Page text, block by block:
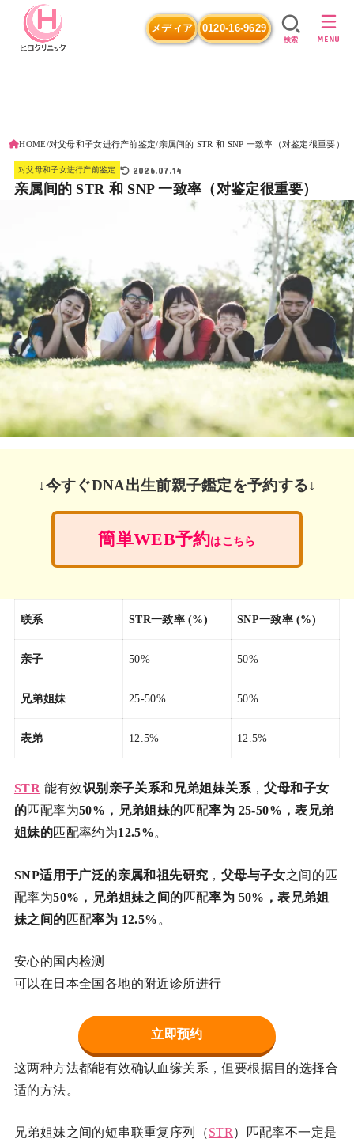
メディア 0120-16-9629
検索 MENU
HOME 对父母和子女进行产前鉴定 亲属间的 STR 和 SNP 一致率（对鉴定很重要）
对父母和子女进行产前鉴定 2026.07.14
亲属间的 STR 和 SNP 一致率（对鉴定很重要）
↓今すぐDNA出生前親子鑑定を予約する↓
簡単WEB予約はこちら
联系 STR一致率 (%) SNP一致率 (%)
亲子 50% 50%
兄弟姐妹 25-50% 50%
表弟 12.5% 12.5%
STR 能有效识别亲子关系和兄弟姐妹关系，父母和子女
的匹配率为50%，兄弟姐妹的匹配率为 25-50%，表兄弟
姐妹的匹配率约为12.5%。
SNP适用于广泛的亲属和祖先研究 ， 父母与子女之间的匹
配率为50%，兄弟姐妹之间的匹配率为 50%，表兄弟姐
妹之间的匹配率为 12.5% 。
安心的国内检测
可以在日本全国各地的附近诊所进行
立即预约
这两种方法都能有效确认血缘关系，但要根据目的选择合
适的方法。
兄弟姐妹之间的短串联重复序列（STR）匹配率不一定是